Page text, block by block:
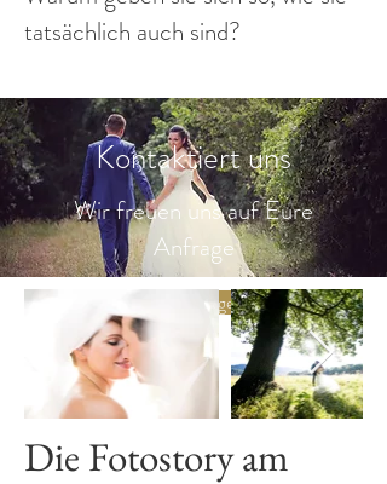
tatsächlich auch sind?
Kontaktiert uns
Wir freuen uns auf Eure
Anfrage
Jetzt anfragen
Die Fotostory am